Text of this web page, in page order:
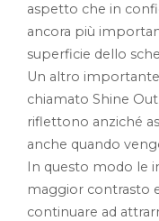
aspetto che in
ancora più
superficie dello
Un altro
chiamato Shine
riflettono anziché
anche quando
In questo modo le
maggior contrasto
continuare ad